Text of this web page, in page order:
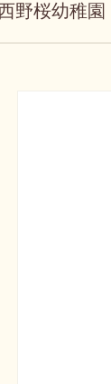
野桜幼稚園